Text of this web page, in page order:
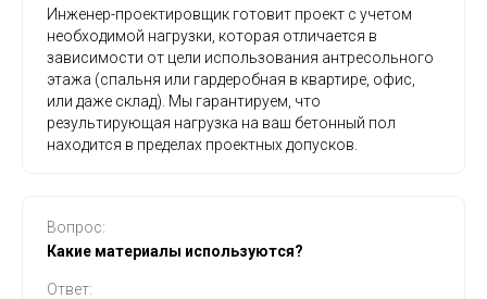
Инженер-проектировщик готовит проект с учетом
необходимой нагрузки, которая отличается в
зависимости от цели использования антресольного
этажа (спальня или гардеробная в квартире, офис,
или даже склад). Мы гарантируем, что
результирующая нагрузка на ваш бетонный пол
находится в пределах проектных допусков.
Вопрос:
Какие материалы используются?
Ответ: